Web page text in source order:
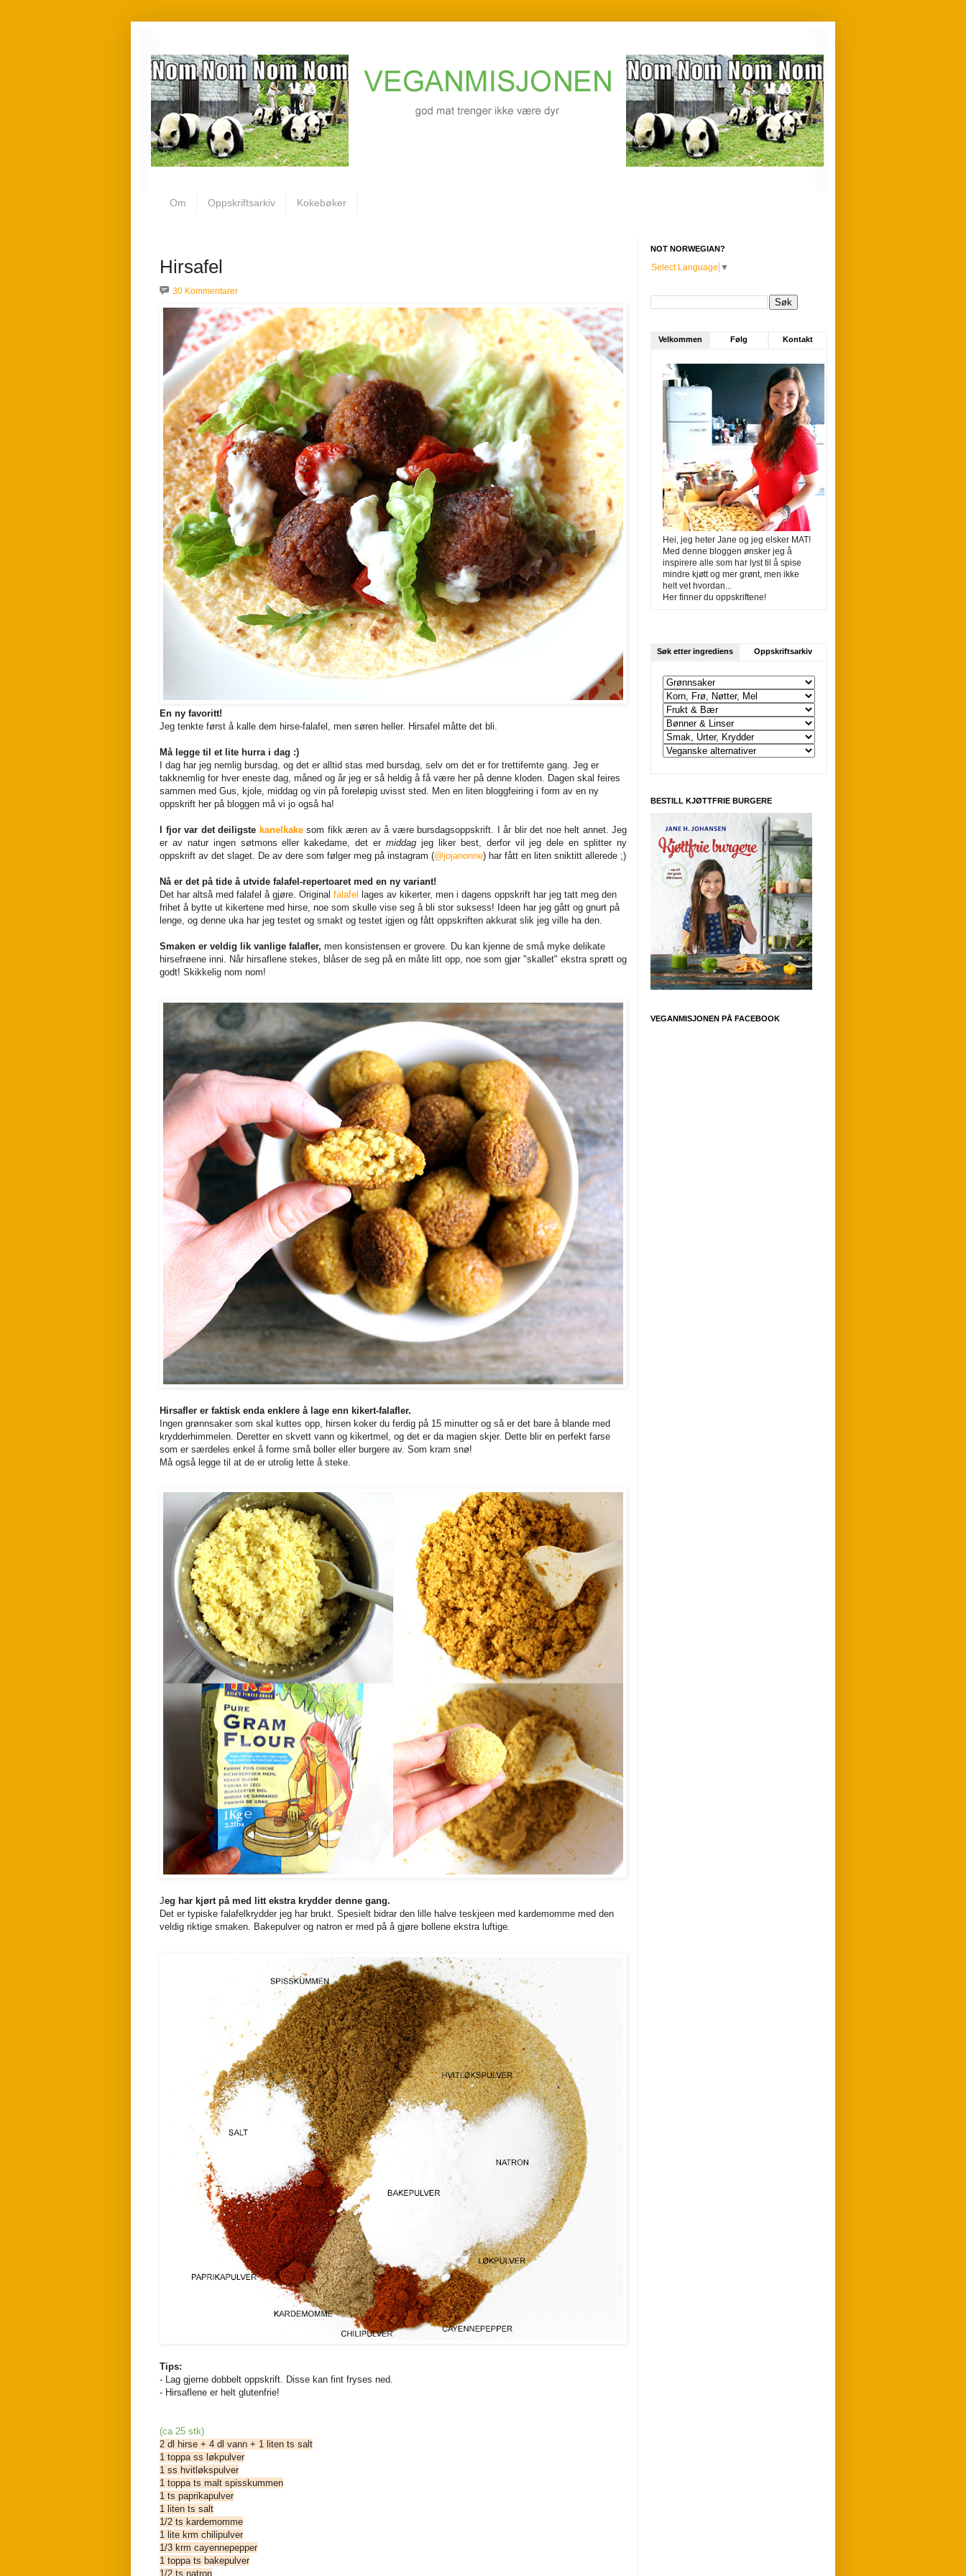
Om Oppskriftsarkiv Kokebøker
Hirsafel
30 Kommentarer
En ny favoritt!
Jeg tenkte først å kalle dem hirse-falafel, men søren heller. Hirsafel måtte det bli.
Må legge til et lite hurra i dag :)
I dag har jeg nemlig bursdag, og det er alltid stas med bursdag, selv om det er for trettifemte gang. Jeg er
takknemlig for hver eneste dag, måned og år jeg er så heldig å få være her på denne kloden. Dagen skal feires
sammen med Gus, kjole, middag og vin på foreløpig uvisst sted. Men en liten bloggfeiring i form av en ny
oppskrift her på bloggen må vi jo også ha!
I fjor var det deiligste kanelkakesom fikk æren av å være bursdagsoppskrift. I år blir det noe helt annet. Jeg
er av natur ingen søtmons eller kakedame, det ermiddag jeg liker best, derfor vil jeg dele en splitter ny
oppskrift av det slaget. De av dere som følger meg på instagram (@jojanonne) har fått en liten sniktitt allerede ;)
Nå er det på tide å utvide falafel-repertoaret med en ny variant!
Det har altså med falafel å gjøre. Original falafel lages av kikerter, men i dagens oppskrift har jeg tatt meg den
frihet å bytte ut kikertene med hirse, noe som skulle vise seg å bli stor suksess! Ideen har jeg gått og gnurt på
lenge, og denne uka har jeg testet og smakt og testet igjen og fått oppskriften akkurat slik jeg ville ha den.
Smaken er veldig lik vanlige falafler, men konsistensen er grovere. Du kan kjenne de små myke delikate
hirsefrøene inni. Når hirsaflene stekes, blåser de seg på en måte litt opp, noe som gjør "skallet" ekstra sprøtt og
godt! Skikkelig nom nom!
Hirsafler er faktisk enda enklere å lage enn kikert-falafler.
Ingen grønnsaker som skal kuttes opp, hirsen koker du ferdig på 15 minutter og så er det bare å blande med
krydderhimmelen. Deretter en skvett vann og kikertmel, og det er da magien skjer. Dette blir en perfekt farse
som er særdeles enkel å forme små boller eller burgere av. Som kram snø!
Må også legge til at de er utrolig lette å steke.
Jeg har kjørt på med litt ekstra krydder denne gang.
Det er typiske falafelkrydder jeg har brukt. Spesielt bidrar den lille halve teskjeen med kardemomme med den
veldig riktige smaken. Bakepulver og natron er med på å gjøre bollene ekstra luftige.
Tips:
- Lag gjerne dobbelt oppskrift. Disse kan fint fryses ned.
- Hirsaflene er helt glutenfrie!
(ca 25 stk)
2 dl hirse + 4 dl vann + 1 liten ts salt
1 toppa ss løkpulver
1 ss hvitløkspulver
1 toppa ts malt spisskummen
1 ts paprikapulver
1 liten ts salt
1/2 ts kardemomme
1 lite krm chilipulver
1/3 krm cayennepepper
1 toppa ts bakepulver
1/2 ts natron
NOT NORWEGIAN?
Select Language ▼
Velkommen Følg Kontakt
Hei, jeg heter Jane og jeg elsker MAT!
Med denne bloggen ønsker jeg å
inspirere alle som har lyst til å spise
mindre kjøtt og mer grønt, men ikke
helt vet hvordan...
Her finner du oppskriftene!
Søk etter ingrediens Oppskriftsarkiv
BESTILL KJØTTFRIE BURGERE
VEGANMISJONEN PÅ FACEBOOK